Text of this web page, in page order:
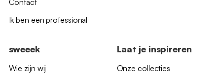
Ik ben een professional
sweeek
Wie zijn wij
Laat je inspireren
Onze collecties